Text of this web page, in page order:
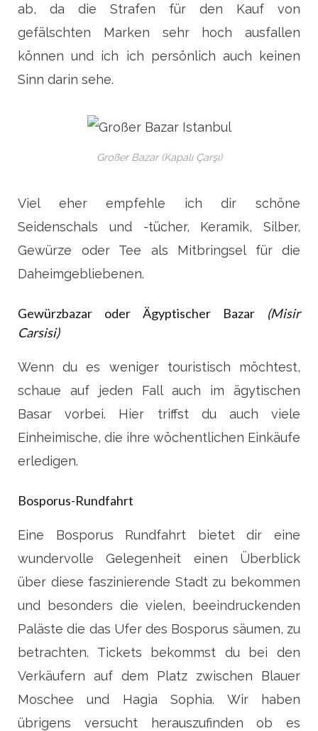
ab, da die Strafen für den Kauf von
gefälschten Marken sehr hoch ausfallen
können und ich ich persönlich auch keinen
Sinn darin sehe.
Großer Bazar (Kapalı Çarşı)
Viel eher empfehle ich dir schöne
Seidenschals und -tücher, Keramik, Silber,
Gewürze oder Tee als Mitbringsel für die
Daheimgebliebenen.
Gewürzbazar oder Ägyptischer Bazar (Misir
Carsisi)
Wenn du es weniger touristisch möchtest,
schaue auf jeden Fall auch im ägytischen
Basar vorbei. Hier triffst du auch viele
Einheimische, die ihre wöchentlichen Einkäufe
erledigen.
Bosporus-Rundfahrt
Eine Bosporus Rundfahrt bietet dir eine
wundervolle Gelegenheit einen Überblick
über diese faszinierende Stadt zu bekommen
und besonders die vielen, beeindruckenden
Paläste die das Ufer des Bosporus säumen, zu
betrachten. Tickets bekommst du bei den
Verkäufern auf dem Platz zwischen Blauer
Moschee und Hagia Sophia. Wir haben
übrigens versucht herauszufinden ob es